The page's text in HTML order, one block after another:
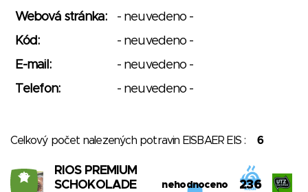
Webová stránka:
- neuvedeno -
Kód:
- neuvedeno -
E-mail:
- neuvedeno -
Telefon:
- neuvedeno -
Celkový počet nalezených potravin EISBAER EIS :6
18
RIOS PREMIUM
SCHOKOLADE
nehodnoceno 236